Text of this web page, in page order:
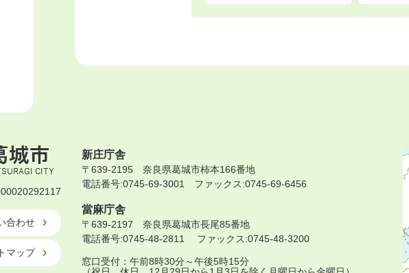
合わせ
マップ
新庄庁舎
〒639-2195 奈良県葛城市柿本166番地
電話番号:0745-69-3001 ファックス:0745-69-6456
當麻庁舎
〒639-2197 奈良県葛城市長尾85番地
電話番号:0745-48-2811 ファックス:0745-48-3200
窓口受付：午前8時30分～午後5時15分